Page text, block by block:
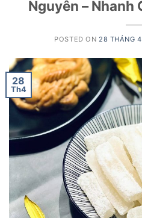
Nguyên – Nhanh
POSTED ON 28 THÁNG
28
Th4